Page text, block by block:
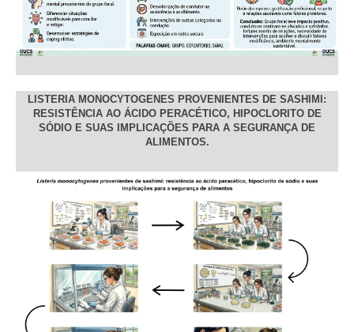
LISTERIA MONOCYTOGENES PROVENIENTES DE SASHIMI:
RESISTÊNCIA AO ÁCIDO PERACÉTICO, HIPOCLORITO DE
SÓDIO E SUAS IMPLICAÇÕES PARA A SEGURANÇA DE
ALIMENTOS.